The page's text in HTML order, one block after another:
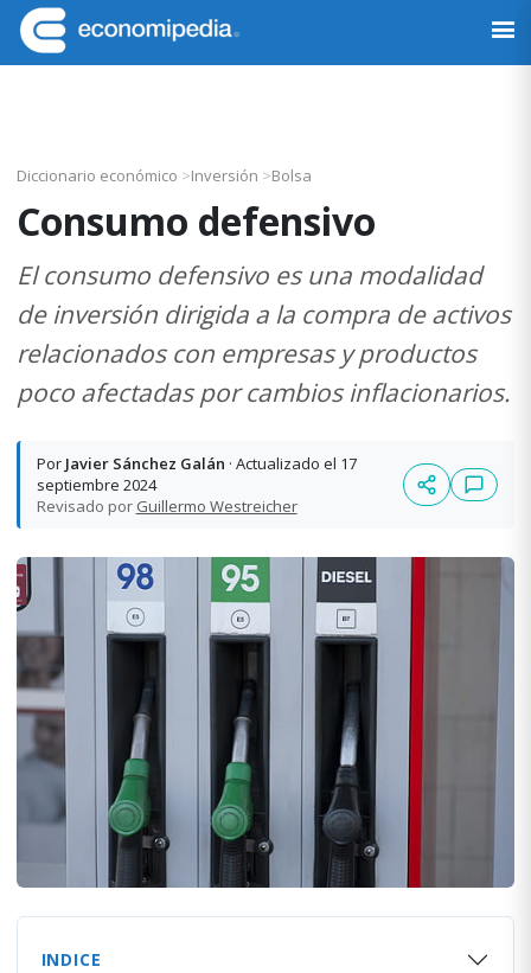
Saltar
a
la
Saltar
al
contenido
Saltar
a
la
Saltar
al
pie
Economipedia
Haciendo
Diccionario económico >Inversión >Bolsa
Consumo defensivo
El consumo defensivo es una modalidad
de inversión dirigida a la compra de activos
relacionados con empresas y productos
poco afectadas por cambios inflacionarios.
Por Javier Sánchez Galán · Actualizado el 17
septiembre 2024
Revisado por Guillermo Westreicher
INDICE